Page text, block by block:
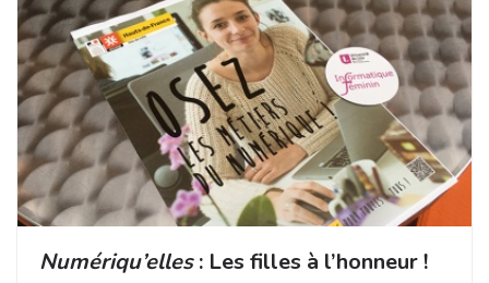
Numériqu’elles: Les filles à l’honneur !